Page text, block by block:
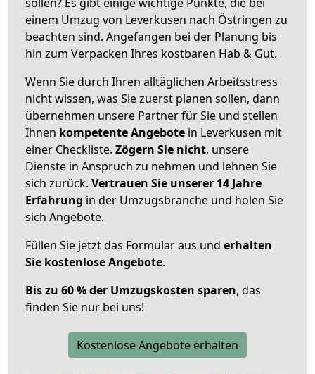
einem Umzug von Leverkusen nach Östringen zu
beachten sind. Angefangen bei der Planung bis
hin zum Verpacken Ihres kostbaren Hab & Gut.
Wenn Sie durch Ihren alltäglichen Arbeitsstress
nicht wissen, was Sie zuerst planen sollen, dann
übernehmen unsere Partner für Sie und stellen
Ihnen kompetente Angebote in Leverkusen mit
einer Checkliste. Zögern Sie nicht, unsere
Dienste in Anspruch zu nehmen und lehnen Sie
sich zurück. Vertrauen Sie unserer 14 Jahre
Erfahrung in der Umzugsbranche und holen Sie
sich Angebote.
Füllen Sie jetzt das Formular aus und erhalten
Sie kostenlose Angebote.
Bis zu 60 % der Umzugskosten sparen, das
finden Sie nur bei uns!
Kostenlose Angebote erhalten